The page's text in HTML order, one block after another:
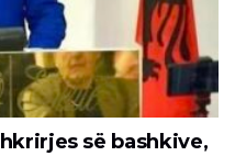
së bashkive,